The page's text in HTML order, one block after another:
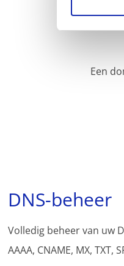
Een
DNS-beheer
Volledig beheer van uw
AAAA, CNAME, MX, TXT,